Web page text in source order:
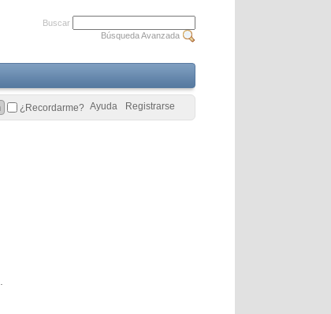
Buscar
Búsqueda Avanzada
Registrarse
Ayuda
¿Recordarme?